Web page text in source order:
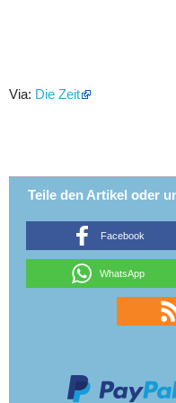
Via: Die Zeit
Teile den Artikel oder
Facebook
WhatsApp